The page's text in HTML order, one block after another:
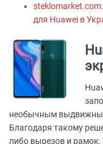
для Huawei в
необычным
Благодаря такому
либо вырезов и